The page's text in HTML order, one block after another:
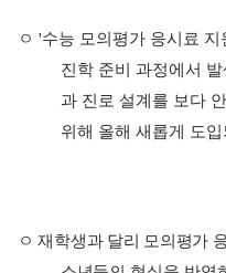
ㅇ '수능 모의평가 응시료 지
진학 준비 과정에서
과 진로 설계를 보다
위해 올해 새롭게 도
ㅇ 재학생과 달리 모의평가